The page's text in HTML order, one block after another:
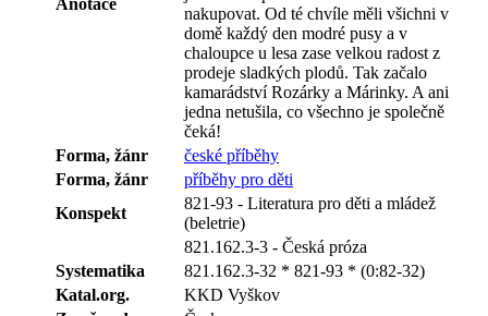
nakupovat. Od té chvíle měli všichni v
domě každý den modré pusy a v
chaloupce u lesa zase velkou radost z
prodeje sladkých plodů. Tak začalo
kamarádství Rozárky a Márinky. A ani
jedna netušila, co všechno je společně
čeká!
Forma, žánr
české příběhy
Forma, žánr
příběhy pro děti
Konspekt
821-93 - Literatura pro děti a mládež
(beletrie)
821.162.3-3 - Česká próza
Systematika
821.162.3-32 * 821-93 * (0:82-32)
Katal.org.
KKD Vyškov